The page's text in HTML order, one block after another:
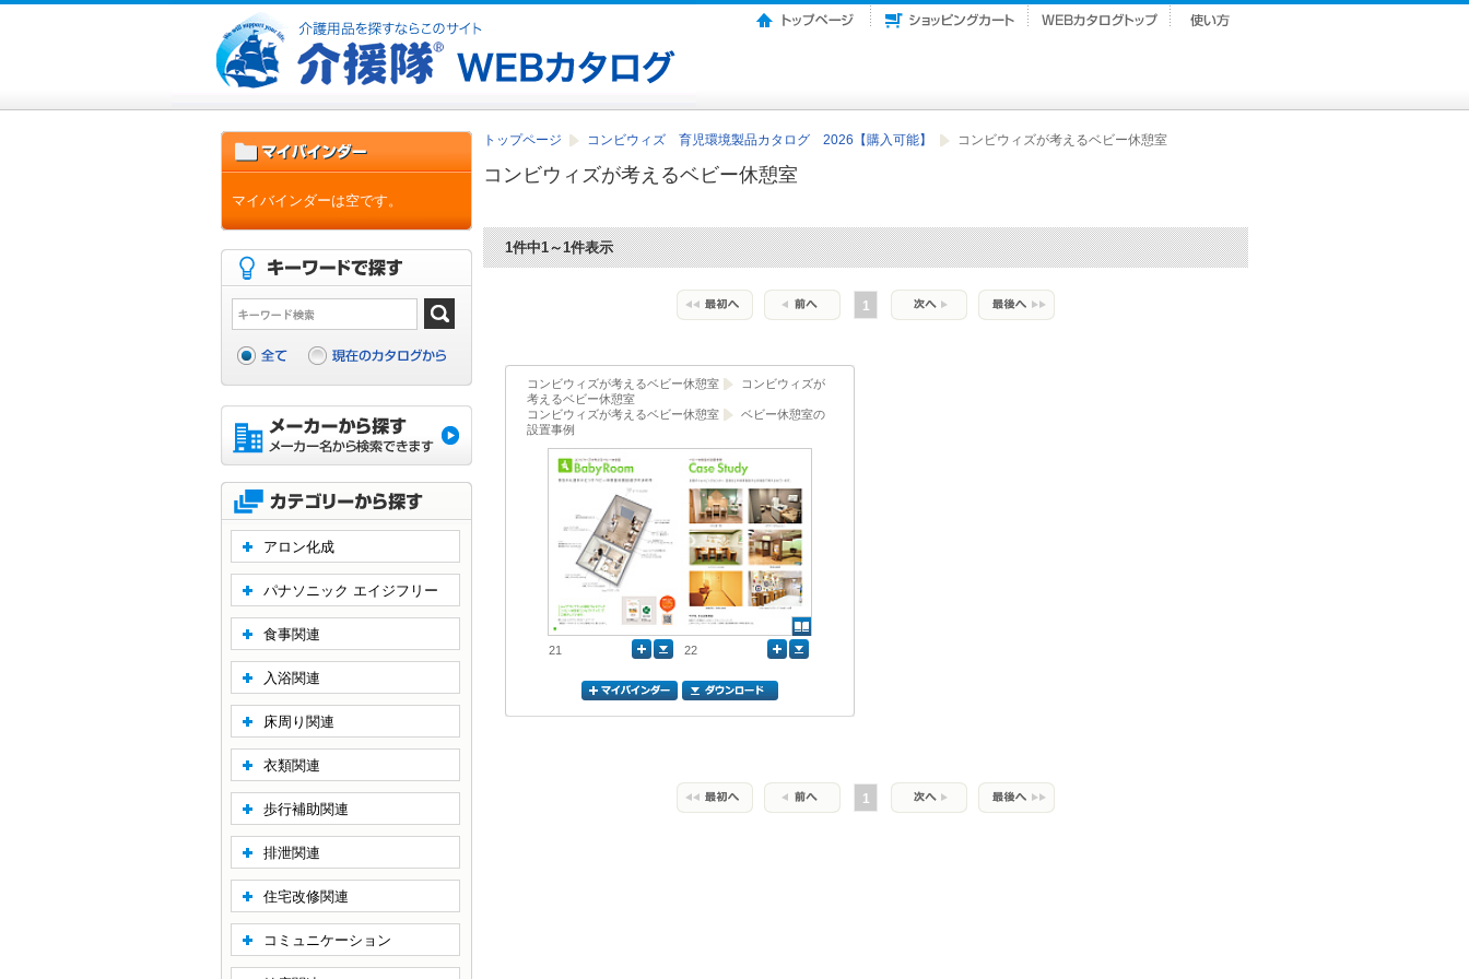
トップページ コンビウィズ 育児環境製品カタログ 2026【購入可能】 コンビウィズが考えるベビー休憩室
コンビウィズが考えるベビー休憩室
1件中1～1件表示
1
コンビウィズが考えるベビー休憩室
コンビウィズが
考えるベビー休憩室
コンビウィズが考えるベビー休憩室
ベビー休憩室の
設置事例
21 22
1
マイバインダーは空です。
アロン化成
パナソニック エイジフリー
食事関連
入浴関連
床周り関連
衣類関連
歩行補助関連
排泄関連
住宅改修関連
コミュニケーション